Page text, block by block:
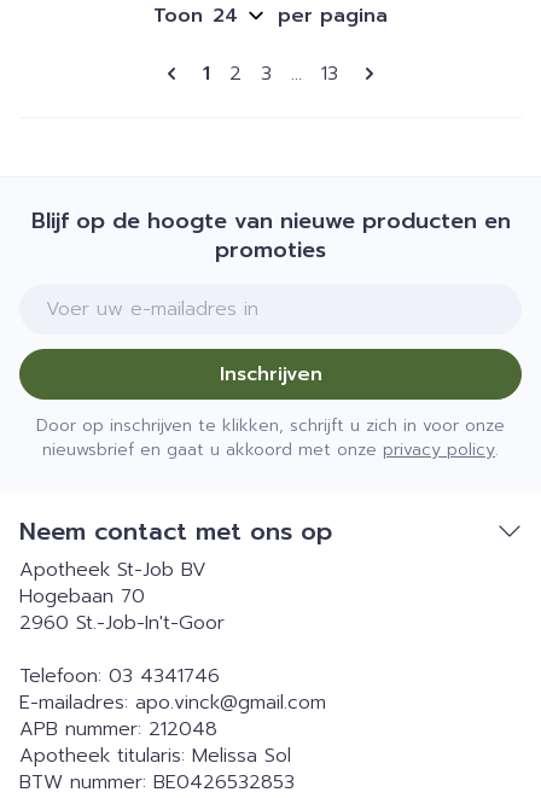
Pagina's
U lees momenteel pagina
1 Pagina
2 Pagina
3 ... Pagina
13
Toon per pagina
Blijf op de hoogte van nieuwe producten en
promoties
E-mail adres
Inschrijven
Door op inschrijven te klikken, schrijft u zich in voor onze
nieuwsbrief en gaat u akkoord met onze privacy policy.
Neem contact met ons op
Apotheek St-Job BV
Hogebaan 70
2960 St.-Job-In't-Goor
Telefoon: 03 4341746
E-mailadres: apo.vinck@gmail.com
APB nummer: 212048
Apotheek titularis: Melissa Sol
BTW nummer: BE0426532853